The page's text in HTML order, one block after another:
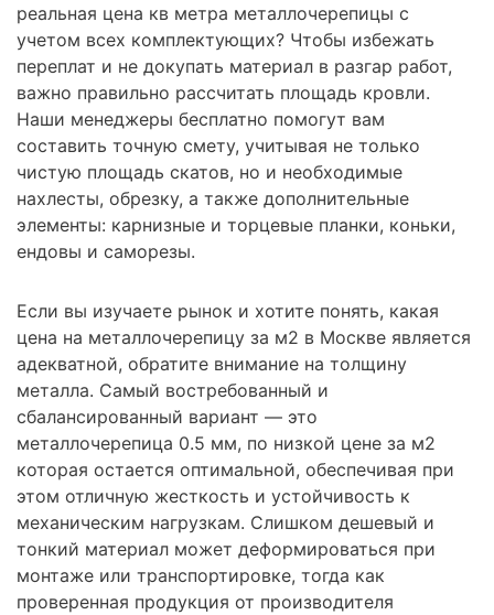
реальная цена кв метра металлочерепицы с
учетом всех комплектующих? Чтобы избежать
переплат и не докупать материал в разгар работ,
важно правильно рассчитать площадь кровли.
Наши менеджеры бесплатно помогут вам
составить точную смету, учитывая не только
чистую площадь скатов, но и необходимые
нахлесты, обрезку, а также дополнительные
элементы: карнизные и торцевые планки, коньки,
ендовы и саморезы.
Если вы изучаете рынок и хотите понять, какая
цена на металлочерепицу за м2 в Москве является
адекватной, обратите внимание на толщину
металла. Самый востребованный и
сбалансированный вариант — это
металлочерепица 0.5 мм, по низкой цене за м2
которая остается оптимальной, обеспечивая при
этом отличную жесткость и устойчивость к
механическим нагрузкам. Слишком дешевый и
тонкий материал может деформироваться при
монтаже или транспортировке, тогда как
проверенная продукция от производителя